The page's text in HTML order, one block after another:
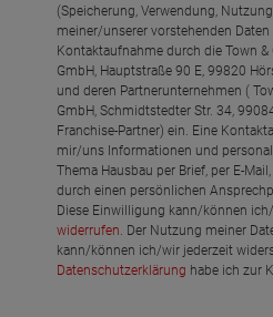
(Speicherung, Verwendung,
meiner/unserer vorstehenden
Kontaktaufnahme durch die Town
GmbH, Hauptstraße 90 E, 99820
und deren Partnerunternehmen (
GmbH, Schmidtstedter Str. 34,
Franchise-Partner) ein. Eine
mir/uns Informationen und
Thema Hausbau per Brief, per E-
durch einen persönlichen
Diese Einwilligung kann/können
widerrufen. Der Nutzung meiner
kann/können ich/wir jederzeit
Datenschutzerklärung habe ich zur